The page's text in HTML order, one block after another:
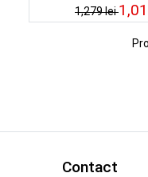
1,279 lei
Contact